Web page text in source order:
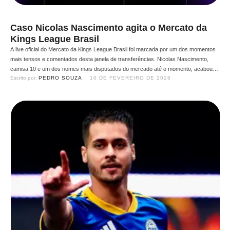
Caso Nicolas Nascimento agita o Mercato da
Kings League Brasil
A live oficial do Mercato da Kings League Brasil foi marcada por um dos momentos
mais tensos e comentados desta janela de transferências. Nicolas Nascimento,
camisa 10 e um dos nomes mais disputados do mercado até o momento, acabou
exposto ao vivo após revelações envolvendo acordos verbais e contratuais com
Escrito por: PEDRO SOUZA 10 DE FEVEREIRO DE 2026